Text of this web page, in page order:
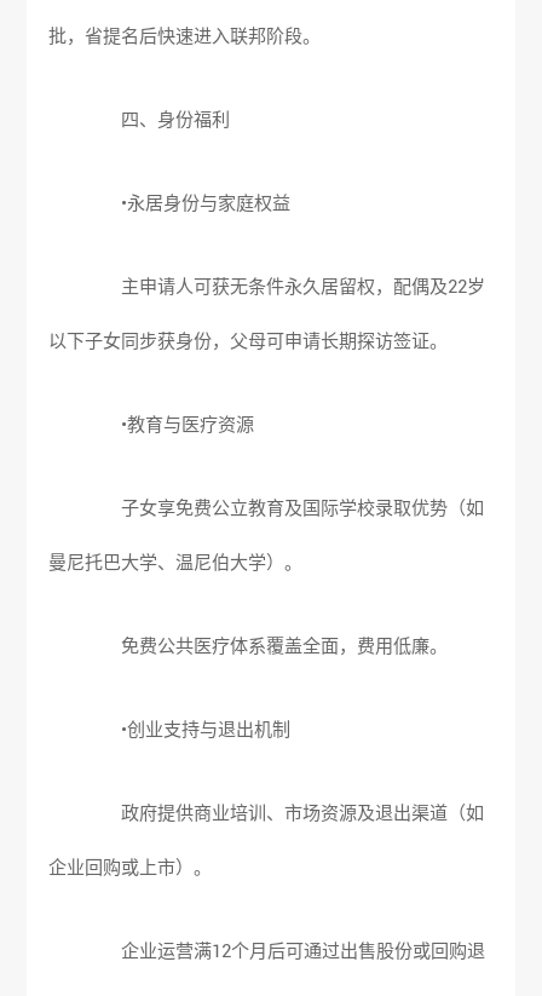
批，省提名后快速进入联邦阶段。
四、身份福利
•永居身份与家庭权益
主申请人可获无条件永久居留权，配偶及22岁
以下子女同步获身份，父母可申请长期探访签证。
•教育与医疗资源
子女享免费公立教育及国际学校录取优势（如
曼尼托巴大学、温尼伯大学）。
免费公共医疗体系覆盖全面，费用低廉。
•创业支持与退出机制
政府提供商业培训、市场资源及退出渠道（如
企业回购或上市）。
企业运营满12个月后可通过出售股份或回购退